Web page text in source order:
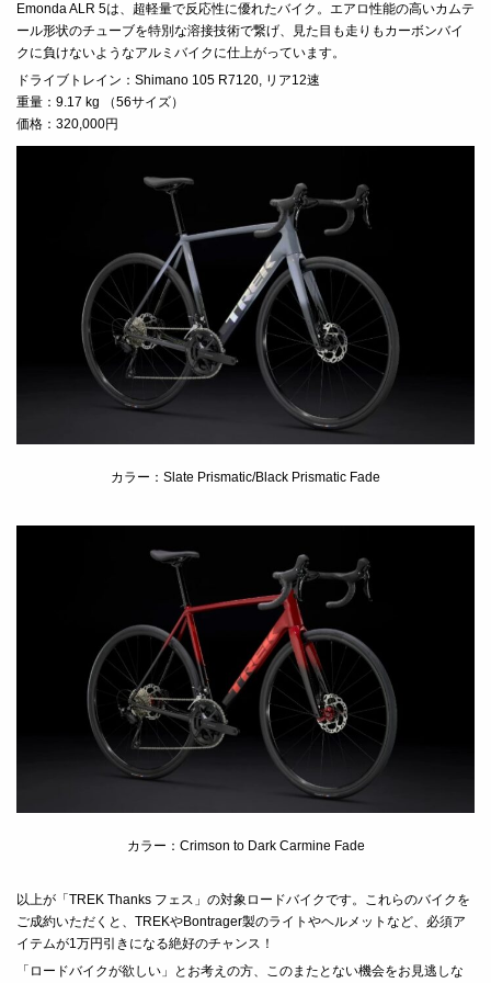
Emonda ALR 5は、超軽量で反応性に優れたバイク。エアロ性能の高いカムテ
ール形状のチューブを特別な溶接技術で繋げ、見た目も走りもカーボンバイ
クに負けないようなアルミバイクに仕上がっています。
ドライブトレイン： Shimano 105 R7120, リア12速
重量： 9.17 kg （56サイズ）
価格：320,000円
カラー：Slate Prismatic/Black Prismatic Fade
カラー：Crimson to Dark Carmine Fade
以上が「TREK Thanks フェス」の対象ロードバイクです。これらのバイクを
ご成約いただくと、TREKやBontrager製のライトやヘルメットなど、必須ア
イテムが1万円引きになる絶好のチャンス！
「ロードバイクが欲しい」とお考えの方、このまたとない機会をお見逃しな